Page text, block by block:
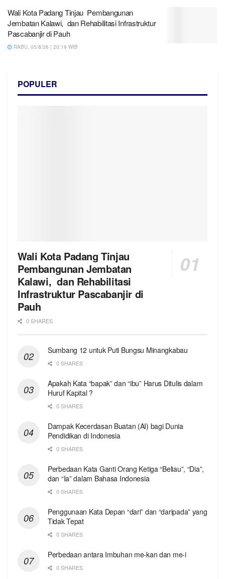
Wali Kota Padang Tinjau Pembangunan
Jembatan Kalawi, dan Rehabilitasi Infrastruktur
Pascabanjir di Pauh
RABU, 05/8/26 | 20:19 WIB
POPULER
Wali Kota Padang Tinjau
Pembangunan Jembatan
Kalawi, dan Rehabilitasi
Infrastruktur Pascabanjir di
Pauh
0 SHARES
Sumbang 12 untuk Puti Bungsu Minangkabau
0 SHARES
Apakah Kata “bapak” dan “ibu” Harus Ditulis dalam
Huruf Kapital ?
0 SHARES
Dampak Kecerdasan Buatan (AI) bagi Dunia
Pendidikan di Indonesia
0 SHARES
Perbedaan Kata Ganti Orang Ketiga “Beliau”, “Dia”,
dan “Ia” dalam Bahasa Indonesia
0 SHARES
Penggunaan Kata Depan “dari” dan “daripada” yang
Tidak Tepat
0 SHARES
Perbedaan antara Imbuhan me-kan dan me-i
0 SHARES